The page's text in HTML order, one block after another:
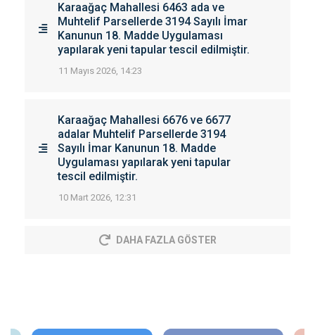
Karaağaç Mahallesi 6463 ada ve
Muhtelif Parsellerde 3194 Sayılı İmar
Kanunun 18. Madde Uygulaması
yapılarak yeni tapular tescil edilmiştir.
11 Mayıs 2026, 14:23
Karaağaç Mahallesi 6676 ve 6677
adalar Muhtelif Parsellerde 3194
Sayılı İmar Kanunun 18. Madde
Uygulaması yapılarak yeni tapular
tescil edilmiştir.
10 Mart 2026, 12:31
DAHA FAZLA GÖSTER